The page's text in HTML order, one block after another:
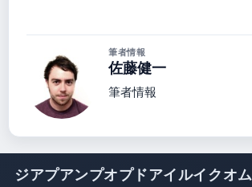
筆者情報
佐藤健一
筆者情報
ジアプアンプオプドアイルイクオム